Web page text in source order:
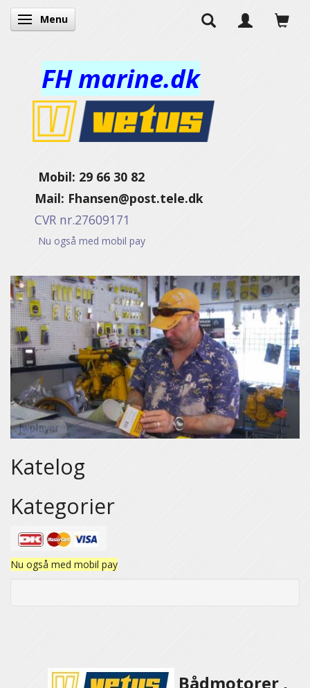
Toggle navigation
Menu
FH marine.dk
Mobil: 29 66 30 82
Mail: Fhansen@post.tele.dk
CVR nr.27609171
Nu også med mobil pay
Katelog
Kategorier
Nu også med mobil pay
Bådmotorer ,